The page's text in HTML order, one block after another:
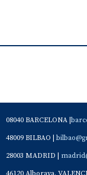
08040 BARCELONA |
48009 BILBAO |
28003 MADRID |